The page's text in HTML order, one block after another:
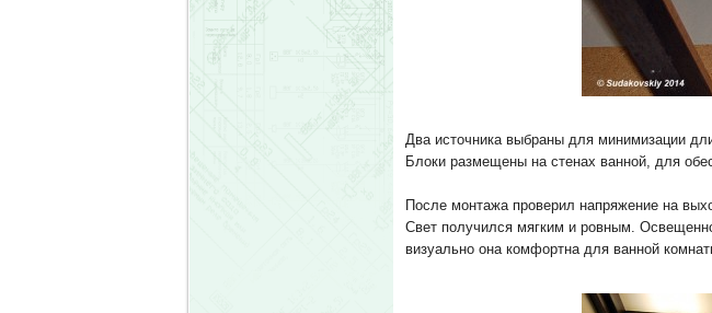
Два источника выбраны для минимизации
Блоки размещены на стенах ванной, для
После монтажа проверил напряжение на
Свет получился мягким и ровным.
визуально она комфортна для ванной